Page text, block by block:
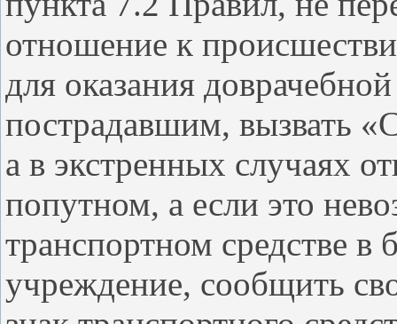
отношение к
для оказания
пострадавшим, вызвать
а в экстренных случаях
попутном, а если это
транспортном средстве в
учреждение, сообщить